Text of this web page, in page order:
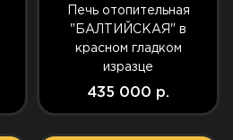
Печь отопительная
"БАЛТИЙСКАЯ" в
красном гладком
изразце
435 000 р.